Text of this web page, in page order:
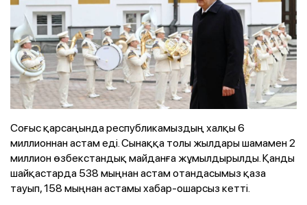
Соғыс қарсаңында республикамыздың халқы 6
миллионнан астам еді. Сынаққа толы жылдары шамамен 2
миллион өзбекстандық майданға жұмылдырылды. Қанды
шайқастарда 538 мыңнан астам отандасымыз қаза
тауып, 158 мыңнан астамы хабар-ошарсыз кетті.